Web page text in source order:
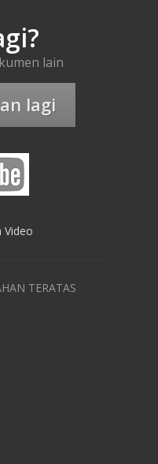
lain
lagi
Video
TERATAS